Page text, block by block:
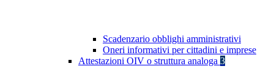
Scadenzario obblighi amministrativi
Oneri informativi per cittadini e imprese
Attestazioni OIV o struttura analoga 3